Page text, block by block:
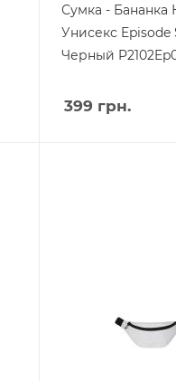
Сумка - Бананка
Унисекс Episode
Черный
399 грн.